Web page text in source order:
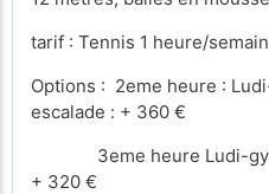
tarif : Tennis 1 heure/
Options : 2eme heure :
escalade : + 360 €
3eme heure Ludi-gym,
+ 320 €